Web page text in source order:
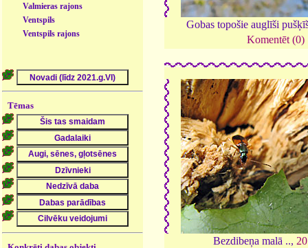
Valmieras rajons
Ventspils
Ventspils rajons
Tēmas
Gobas topošie auglīši
Komentēt (0)
Bezdibeņa malā ..,